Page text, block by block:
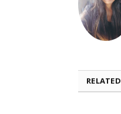
RELATED